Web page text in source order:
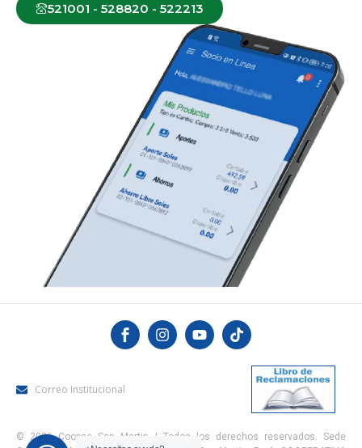
521001 - 528820 - 522213
© 2026 Coopac San Martin | Todos los derechos reservados. Sede
Correo Institucional